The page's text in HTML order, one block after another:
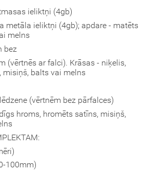
ieliktņi (4gb)
metāla ieliktņi (4gb); apdare - matēts
melns
bez
(vērtnēs ar falci). Krāsas - niķelis,
misiņš, balts vai melns
(vērtnēm bez pārfalces)
hroms, hromēts satīns, misiņš,
100mm)
grāmatiņa)